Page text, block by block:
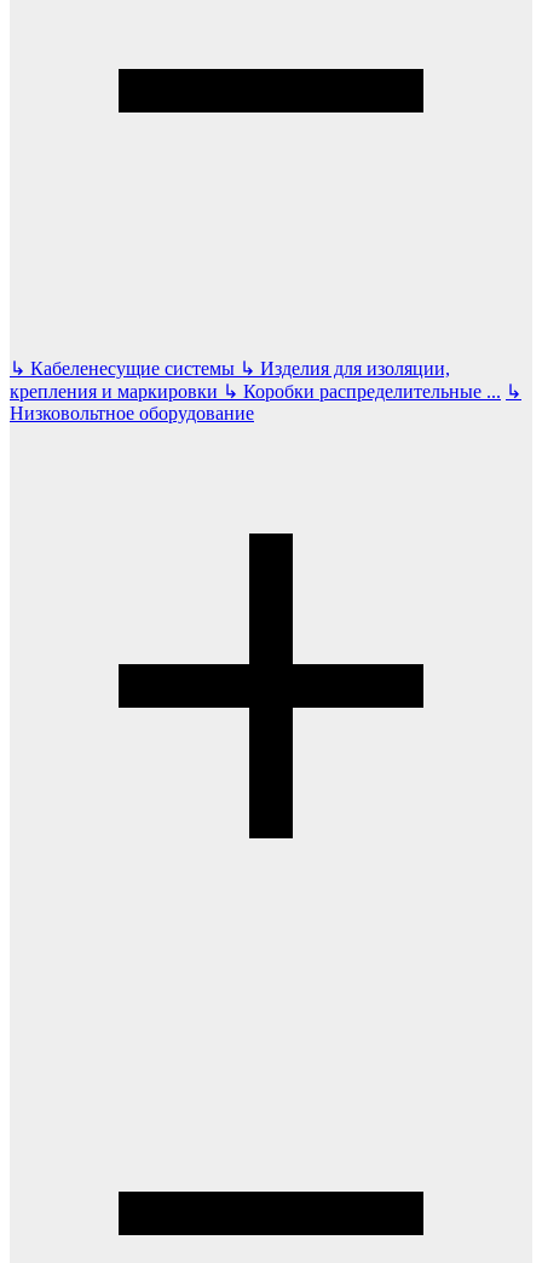
↳ Кабеленесущие системы ↳ Изделия для изоляции,
крепления и маркировки ↳ Коробки распределительные ... ↳
Низковольтное оборудование